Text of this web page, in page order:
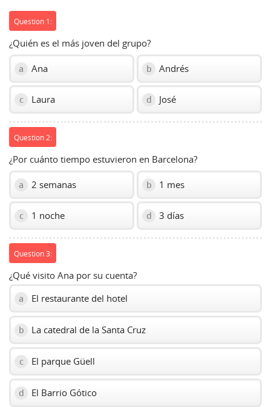
Question 1:
¿Quién es el más joven del grupo?
a Ana b Andrés
c Laura d José
Question 2:
¿Por cuánto tiempo estuvieron en Barcelona?
a 2 semanas b 1 mes
c 1 noche d 3 días
Question 3:
¿Qué visito Ana por su cuenta?
a El restaurante del hotel
b La catedral de la Santa Cruz
c El parque Güell
d El Barrio Gótico